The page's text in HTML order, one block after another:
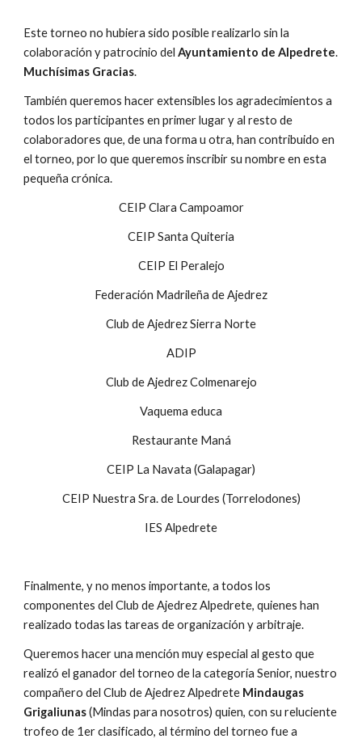
Este torneo no hubiera sido posible realizarlo sin la
colaboración y patrocinio del Ayuntamiento de Alpedrete
Muchísimas Gracias.
También queremos hacer extensibles los agradecimientos a
todos los participantes en primer lugar y al resto de
colaboradores que, de una forma u otra, han contribuido en
el torneo, por lo que queremos inscribir su nombre en esta
pequeña crónica.
CEIP Clara Campoamor
CEIP Santa Quiteria
CEIP El Peralejo
Federación Madrileña de Ajedrez
Club de Ajedrez Sierra Norte
ADIP
Club de Ajedrez Colmenarejo
Vaquema educa
Restaurante Maná
CEIP La Navata (Galapagar)
CEIP Nuestra Sra. de Lourdes (Torrelodones)
IES Alpedrete
Finalmente, y no menos importante, a todos los
componentes del Club de Ajedrez Alpedrete, quienes han
realizado todas las tareas de organización y arbitraje.
Queremos hacer una mención muy especial al gesto que
realizó el ganador del torneo de la categoría Senior, nuestro
compañero del Club de Ajedrez Alpedrete
Grigaliunas (Mindas para nosotros) quien, con su reluciente
trofeo de 1er clasificado, al término del torneo fue a